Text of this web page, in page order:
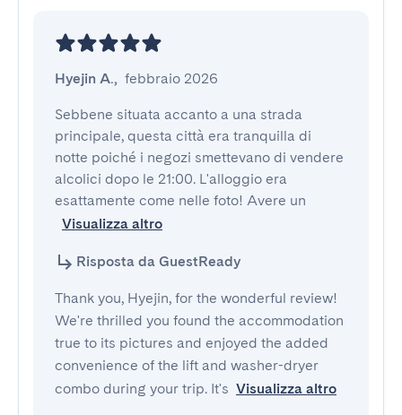
Hyejin A., febbraio 2026
Sebbene situata accanto a una strada
principale, questa città era tranquilla di
notte poiché i negozi smettevano di vendere
alcolici dopo le 21:00. L'alloggio era
esattamente come nelle foto! Avere un
Visualizza altro
Risposta da GuestReady
Thank you, Hyejin, for the wonderful review!
We're thrilled you found the accommodation
true to its pictures and enjoyed the added
convenience of the lift and washer-dryer
combo during your trip. It's Visualizza altro